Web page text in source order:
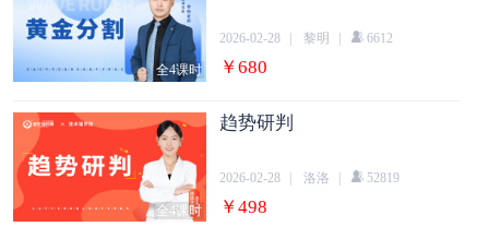
全4课时
2026-02-28 | 黎明 | 6612
￥680
全4课时
趋势研判
2026-02-28 洛洛 52819
￥498